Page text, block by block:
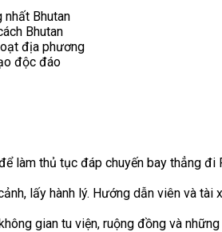
nhất Bhutan
Bhutan
địa phương
độc đáo
làm thủ tục đáp chuyến bay thẳng đi
lấy hành lý. Hướng dẫn viên và
gian tu viện, ruộng đồng và